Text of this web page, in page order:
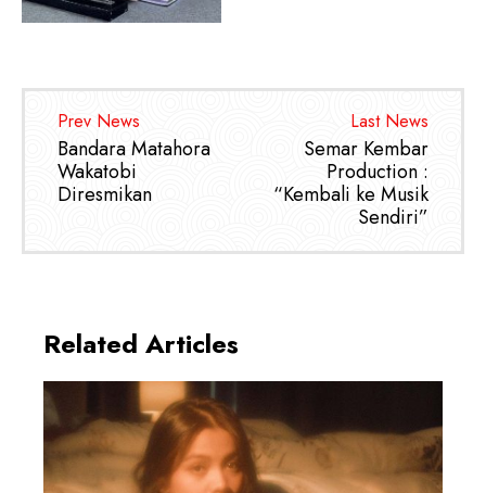
Prev News
Bandara Matahora
Wakatobi
Diresmikan
Last News
Semar Kembar
Production :
“Kembali ke Musik
Sendiri”
Related Articles